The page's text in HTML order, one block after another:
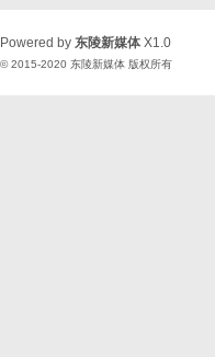
Powered by 东陵新媒体 X1.0
© 2015-2020 东陵新媒体 版权所有